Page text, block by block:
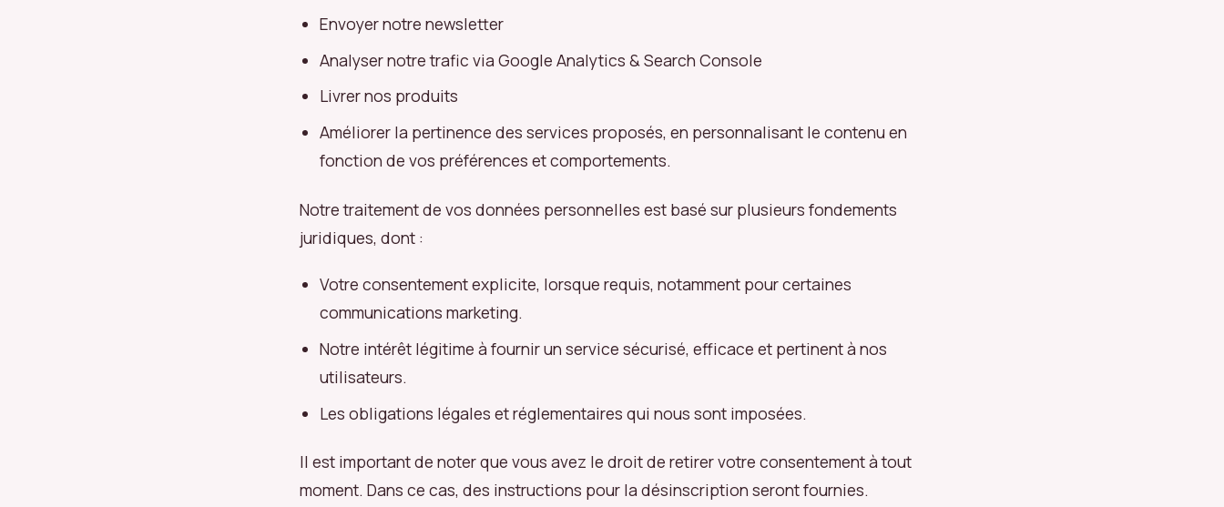
Envoyer notre newsletter
Analyser notre trafic via Google Analytics & Search Console
Livrer nos produits
Améliorer la pertinence des services proposés, en personnalisant le contenu en
fonction de vos préférences et comportements.
Notre traitement de vos données personnelles est basé sur plusieurs fondements
juridiques, dont :
Votre consentement explicite, lorsque requis, notamment pour certaines
communications marketing.
Notre intérêt légitime à fournir un service sécurisé, efficace et pertinent à nos
utilisateurs.
Les obligations légales et réglementaires qui nous sont imposées.
Il est important de noter que vous avez le droit de retirer votre consentement à tout
moment. Dans ce cas, des instructions pour la désinscription seront fournies.